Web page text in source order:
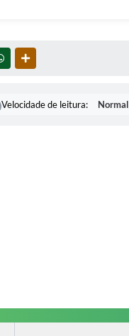
WHATSAPP
Velocidade de leitura: